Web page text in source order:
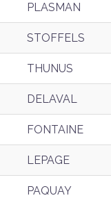
PLASMAN
STOFFELS
THUNUS
DELAVAL
FONTAINE
LEPAGE
PAQUAY